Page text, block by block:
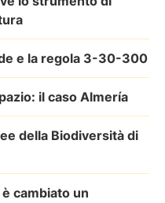
e la regola 3-30-300
il caso Almería
della Biodiversità di
cambiato un